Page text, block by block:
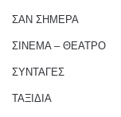
ΣΑΝ ΣΗΜΕΡΑ
ΣΙΝΕΜΑ – ΘΕΑΤΡΟ
ΣΥΝΤΑΓΕΣ
ΤΑΞΙΔΙΑ